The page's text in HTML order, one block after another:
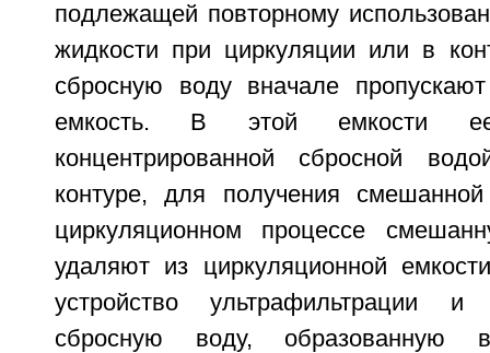
подлежащей повторному
жидкости при циркуляции или в
сбросную воду вначале
емкость. В этой емкости
концентрированной сбросной
контуре, для получения
циркуляционном процессе
удаляют из циркуляционной
устройство ультрафильтрации и
сбросную воду, образованную